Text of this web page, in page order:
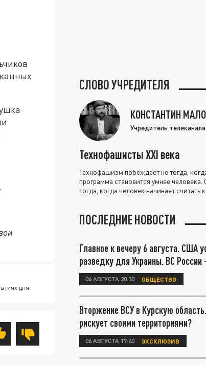
дня.
СЛОВО УЧРЕДИТЕЛЯ
КОНСТАНТИН
Учредитель
Технофашисты XXI века
Технофашизм побеждает не тогда,
программа становится умнее
тогда, когда человек начинает считать
ПОСЛЕДНИЕ НОВОСТИ
Главное к вечеру 6 августа. США
разведку для Украины. ВС России
06 АВГУСТА 20:30 ОБЩЕСТВО
Вторжение ВСУ в Курскую
рискует своими территориями?
06 АВГУСТА 17:40 ЭКСКЛЮЗИВ